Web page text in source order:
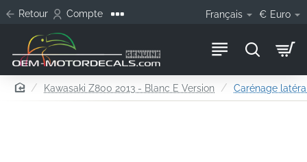
Retour Compte Français € Euro
homeKawasaki Z800 2013 - Blanc E Version Carénage